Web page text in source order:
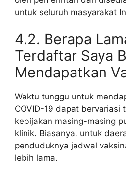
untuk seluruh masyarakat
4.2. Berapa
Terdaftar Saya
Mendapatkan
Waktu tunggu untuk
COVID-19 dapat bervariasi
kebijakan masing-masing
klinik. Biasanya, untuk
penduduknya jadwal
lebih lama.